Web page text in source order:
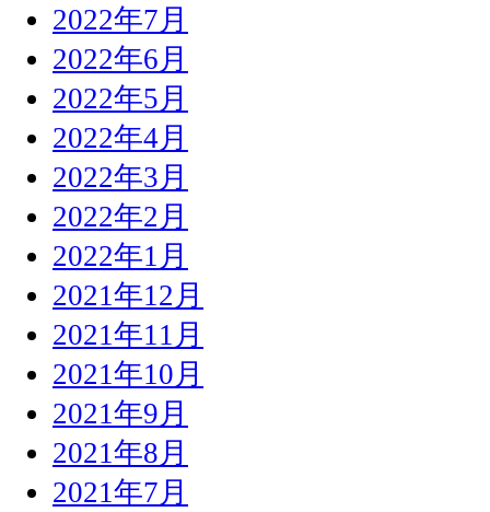
2022年7月
2022年6月
2022年5月
2022年4月
2022年3月
2022年2月
2022年1月
2021年12月
2021年11月
2021年10月
2021年9月
2021年8月
2021年7月